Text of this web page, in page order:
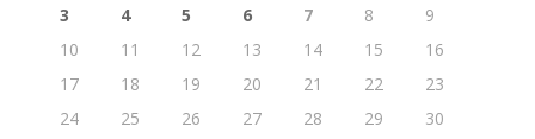
3
4 5 6 7 8
9
10
11 12 13 14 15
16
17
18 19 20 21 22
23
24
25 26 27 28 29
30